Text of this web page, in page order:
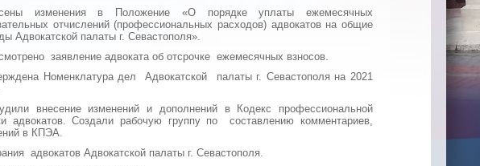
изменения в Положение «О порядке уплаты ежемесячных
отчислений (профессиональных расходов) адвокатов на общие
Адвокатской палаты г. Севастополя».
заявление адвоката об отсрочке ежемесячных взносов.
Номенклатура дел Адвокатской палаты г. Севастополя на 2021
внесение изменений и дополнений в Кодекс профессиональной
адвокатов. Создали рабочую группу по составлению комментариев,
в КПЭА.
адвокатов Адвокатской палаты г. Севастополя.